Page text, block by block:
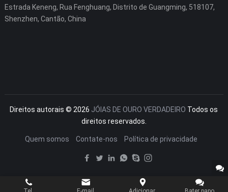
Estrada Keneng, Rua Fenghuang, Distrito de Guangming, 518107,
Shenzhen, Cantão, China
Direitos autorais © 2026 JÓIAS DE OURO VERDADEIRO Todos os
direitos reservados.
Quem somos Contate-nos Política de privacidade